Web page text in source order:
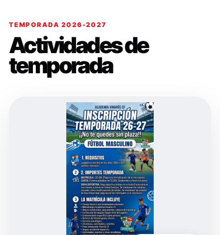
TEMPORADA 2026-2027
Actividades de
temporada